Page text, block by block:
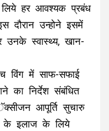
हर आवश्यक प्रबंध
दौरान उन्होने इसमें
उनके स्वास्थ्य, खान-
विंग में साफ-सफाई
का निर्देश संबंधित
आपूर्ति सुचारु
के इलाज के लिये